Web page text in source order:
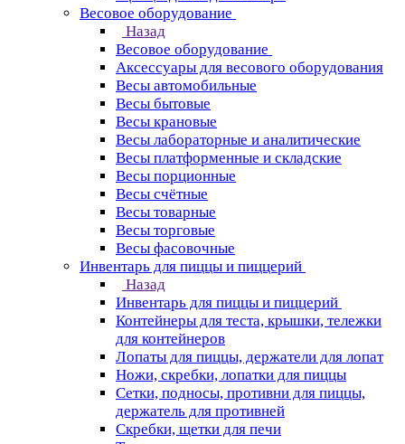
Весовое оборудование
Назад
Весовое оборудование
Аксессуары для весового оборудования
Весы автомобильные
Весы бытовые
Весы крановые
Весы лабораторные и аналитические
Весы платформенные и складские
Весы порционные
Весы счётные
Весы товарные
Весы торговые
Весы фасовочные
Инвентарь для пиццы и пиццерий
Назад
Инвентарь для пиццы и пиццерий
Контейнеры для теста, крышки, тележки
для контейнеров
Лопаты для пиццы, держатели для лопат
Ножи, скребки, лопатки для пиццы
Сетки, подносы, противни для пиццы,
держатель для противней
Скребки, щетки для печи